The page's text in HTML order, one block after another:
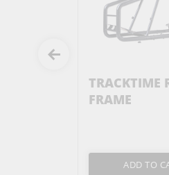
TRACKTIME
FRAME
ADD TO